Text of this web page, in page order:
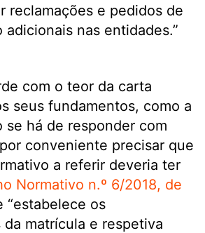
reclamações e pedidos de
adicionais nas entidades.”
com o teor da carta
seus fundamentos, como a
se há de responder com
conveniente precisar que
a referir deveria ter
Normativo n.º 6/2018, de
“estabelece os
matrícula e respetiva